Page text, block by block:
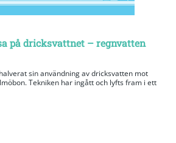
på dricksvattnet – regnvatten
sin användning av dricksvatten mot
Tekniken har ingått och lyfts fram i ett